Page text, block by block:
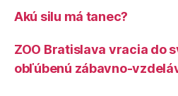
Akú silu má tanec?
ZOO Bratislava vracia do
obľúbenú zábavno-